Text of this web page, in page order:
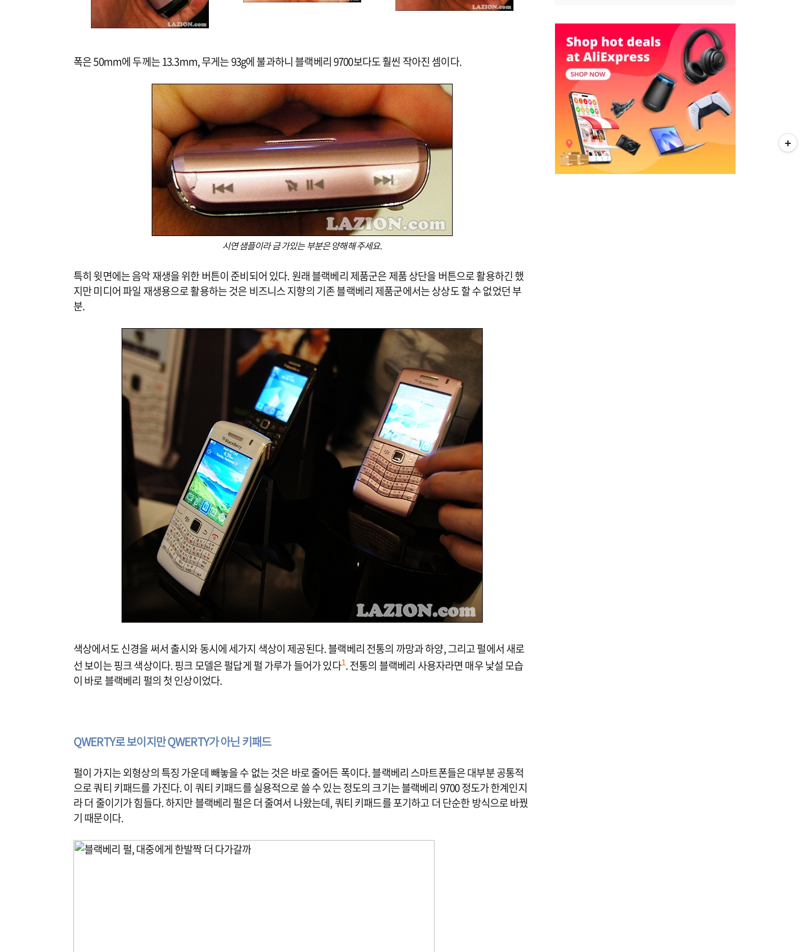
폭은 50mm에 두께는 13.3mm, 무게는 93g에 불과하니 블랙베리 9700보다도 훨씬 작아진 셈이다.
시연 샘플이라 금 가있는 부분은 양해해 주세요.
특히 윗면에는 음악 재생을 위한 버튼이 준비되어 있다. 원래 블랙베리 제품군은 제품 상단을 버튼으로 활용하긴 했
지만 미디어 파일 재생용으로 활용하는 것은 비즈니스 지향의 기존 블랙베리 제품군에서는 상상도 할 수 없었던 부
분.
색상에서도 신경을 써서 출시와 동시에 세가지 색상이 제공된다. 블랙베리 전통의 까망과 하양, 그리고 펄에서 새로
선 보이는 핑크 색상이다. 핑크 모델은 펄답게 펄 가루가 들어가 있다1. 전통의 블랙베리 사용자라면 매우 낯설 모습
이 바로 블랙베리 펄의 첫 인상이었다.
QWERTY로 보이지만 QWERTY가 아닌 키패드
펄이 가지는 외형상의 특징 가운데 빼놓을 수 없는 것은 바로 줄어든 폭이다. 블랙베리 스마트폰들은 대부분 공통적
으로 쿼티 키패드를 가진다. 이 쿼티 키패드를 실용적으로 쓸 수 있는 정도의 크기는 블랙베리 9700 정도가 한계인지
라 더 줄이기가 힘들다. 하지만 블랙베리 펄은 더 줄여서 나왔는데, 쿼티 키패드를 포기하고 더 단순한 방식으로 바꿨
기 때문이다.